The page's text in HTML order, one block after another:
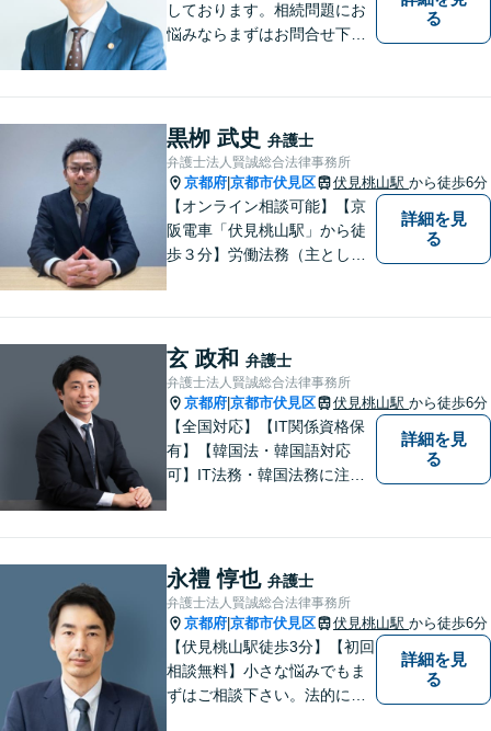
しております。相続問題にお
悩みならまずはお問合せ下さ
る
黒栁 武史 弁護士
弁護士法人賢誠総合法律事務所
京都府 京都市伏見区 伏見桃山駅 から徒歩6分
【オンライン相談可能】【京
阪電車「伏見桃山駅」から徒
歩３分】労働法務（主として
件、建築事件などの幅広い分
野でも経験を積んでおりま
す。お気軽にご相談くださ
い。
詳細を見
る
玄 政和 弁護士
弁護士法人賢誠総合法律事務所
京都府 京都市伏見区 伏見桃山駅 から徒歩6分
【全国対応】【IT関係資格保
有】【韓国法・韓国語対応
可】IT法務・韓国法務に注力
詳細を見
る
永禮 惇也 弁護士
弁護士法人賢誠総合法律事務所
京都府 京都市伏見区 伏見桃山駅 から徒歩6分
【伏見桃山駅徒歩3分】【初回
相談無料】小さな悩みでもま
ずはご相談下さい。法的に無
詳細を見
る